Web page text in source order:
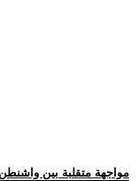
.. مواجهة متقلبة بين